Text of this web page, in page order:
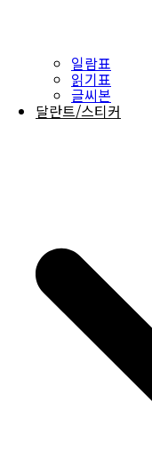
일람표
읽기표
글씨본
달란트/스티커